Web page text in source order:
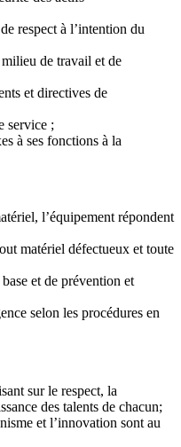
respect à l’intention du
de travail et de
et directives de
service ;
à ses fonctions à la
l’équipement répondent
matériel défectueux et toute
et de prévention et
selon les procédures en
sur le respect, la
des talents de chacun;
et l’innovation sont au